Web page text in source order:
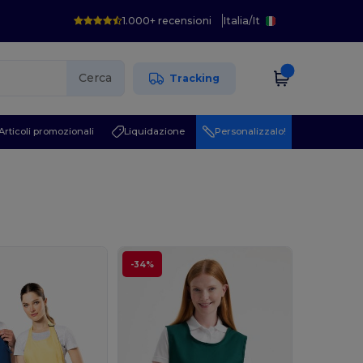
1.000+ recensioni Italia/It
Cerca Tracking
promozionali Liquidazione Personalizzalo!
-34%